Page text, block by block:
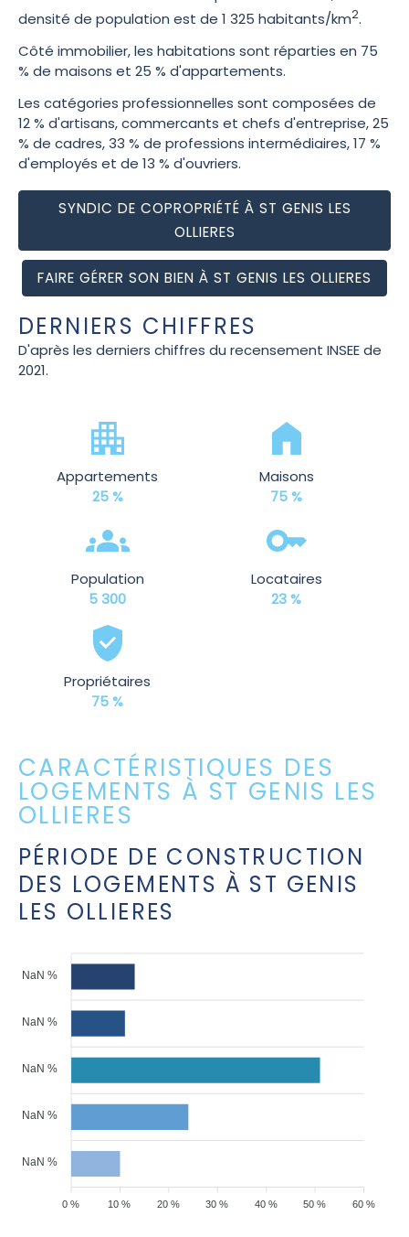
densité de population est de 1 325 habitants/km2.
Côté immobilier, les habitations sont réparties en 75
% de maisons et 25 % d'appartements.
Les catégories professionnelles sont composées de
12 % d'artisans, commercants et chefs d'entreprise, 25
% de cadres, 33 % de professions intermédiaires, 17 %
d'employés et de 13 % d'ouvriers.
SYNDIC DE COPROPRIÉTÉ À ST GENIS LES
OLLIERES
FAIRE GÉRER SON BIEN À ST GENIS LES OLLIERES
DERNIERS CHIFFRES
D'après les derniers chiffres du recensement INSEE de
2021.
Appartements
25 %
Maisons
75 %
Population
5 300
Locataires
23 %
Propriétaires
75 %
CARACTÉRISTIQUES DES
LOGEMENTS À ST GENIS LES
OLLIERES
PÉRIODE DE CONSTRUCTION
DES LOGEMENTS À ST GENIS
LES OLLIERES
NaN %
NaN %
NaN %
NaN %
NaN %
60 %
50 %
40 %
30 %
20 %
10 %
0 %